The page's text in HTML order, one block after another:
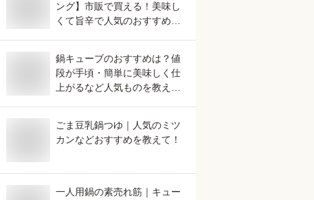
ング】市販で買える！美味し
くて旨辛で人気のおすすめ
鍋キューブのおすすめは？値
段が手頃・簡単に美味しく仕
上がるなど人気ものを教え
ごま豆乳鍋つゆ｜人気のミツ
カンなどおすすめを教えて！
一人用鍋の素売れ筋｜キュー